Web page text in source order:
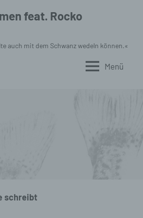
feat. Rocko
auch mit dem Schwanz wedeln können.«
Menü
schreibt